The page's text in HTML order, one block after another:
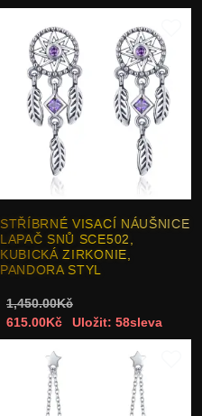
STŘÍBRNÉ VISACÍ NÁUŠNICE
LAPAČ SNŮ SCE502,
KUBICKÁ ZIRKONIE,
PANDORA STYL
1,450.00Kč
615.00Kč
Uložit: 58sleva